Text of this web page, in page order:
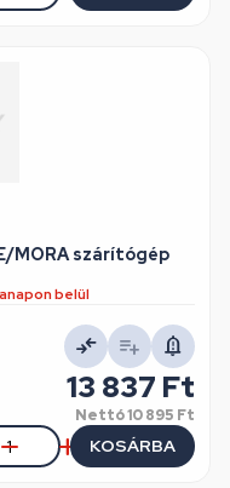
MORA szárítógép
belül
13 837 Ft
Nettó10 895 Ft
KOSÁRBA